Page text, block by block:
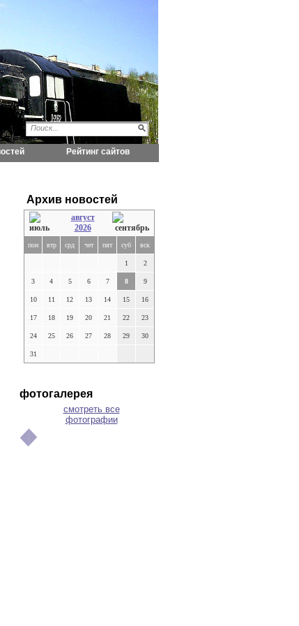
Рейтинг сайтов
Архив новостей
август
2026
пон втр срд чет пят суб вск
1 2
3 4 5 6 7 8 9
10 11 12 13 14 15 16
17 18 19 20 21 22 23
24 25 26 27 28 29 30
31
фотогалерея
смотреть все
фотографии